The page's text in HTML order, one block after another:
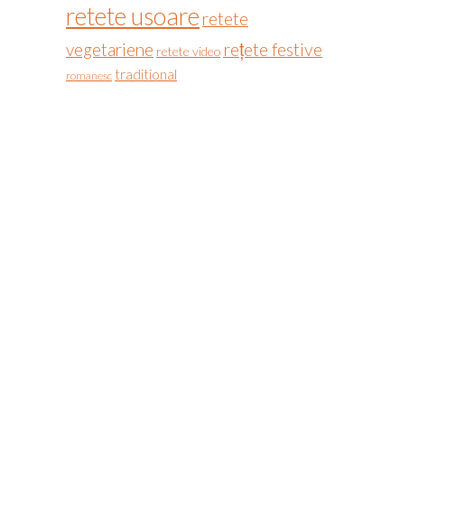
retete usoare retete
vegetariene retete video rețete festive
romanesc traditional